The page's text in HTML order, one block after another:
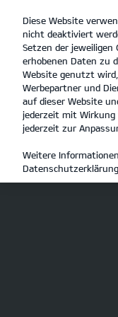
open
menu
Diese Website
nicht deaktiviert
Setzen der jeweiligen
erhobenen Daten zu
Website genutzt
Werbepartner und
auf dieser Website
jederzeit mit Wirkung
jederzeit zur
Weitere
Datenschutzerklärung.